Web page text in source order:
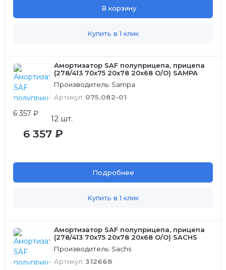
В корзину
Купить в 1 клик
Амортизатор SAF полуприцепа, прицепа
(278/413 70х75 20х78 20х68 О/О) SAMPA
Производитель: Sampa
Артикул: 075.082-01
6 357 ₽
12 шт.
6 357 ₽
Подробнее
Купить в 1 клик
Амортизатор SAF полуприцепа, прицепа
(278/413 70х75 20х78 20х68 О/О) SACHS
Производитель: Sachs
Артикул: 312668